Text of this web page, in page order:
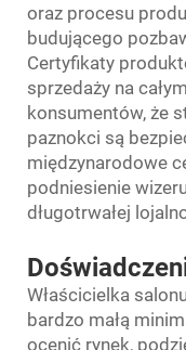
oraz procesu
budującego
Certyfikaty
sprzedaży na
konsumentów, że
paznokci są
międzynarodowe
podniesienie
długotrwałej
Właścicielka
bardzo małą
ocenić rynek,